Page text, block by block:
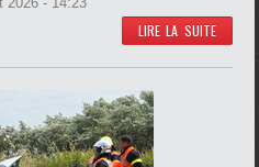
LIRE LA SUITE